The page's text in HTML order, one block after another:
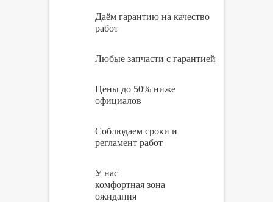
Даём гарантию на качество
работ
Любые запчасти с гарантией
Цены до 50% ниже
официалов
Соблюдаем сроки и
регламент работ
У нас
комфортная зона
ожидания